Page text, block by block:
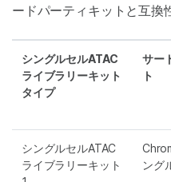
ードパーティキットと互換
シングルセルATAC
ライブラリーキット
タイプ
サー
ト
シングルセルATAC
ライブラリーキット
ング